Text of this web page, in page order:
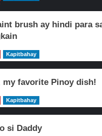
brush ay hindi para
Kapitbahay
my favorite Pinoy dish!
Kapitbahay
si Daddy